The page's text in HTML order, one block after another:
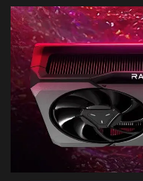
ENTRAR OU REGISTAR